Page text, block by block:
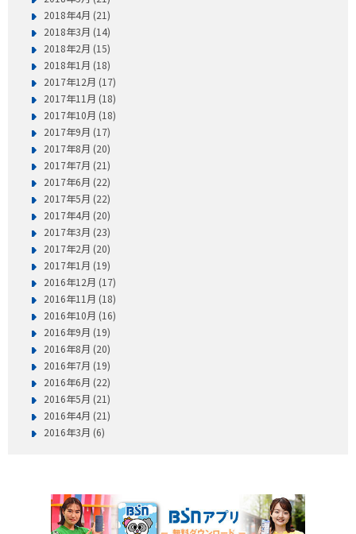
2018年4月 (21)
2018年3月 (14)
2018年2月 (15)
2018年1月 (18)
2017年12月 (17)
2017年11月 (18)
2017年10月 (18)
2017年9月 (17)
2017年8月 (20)
2017年7月 (21)
2017年6月 (22)
2017年5月 (22)
2017年4月 (20)
2017年3月 (23)
2017年2月 (20)
2017年1月 (19)
2016年12月 (17)
2016年11月 (18)
2016年10月 (16)
2016年9月 (19)
2016年8月 (20)
2016年7月 (19)
2016年6月 (22)
2016年5月 (21)
2016年4月 (21)
2016年3月 (6)